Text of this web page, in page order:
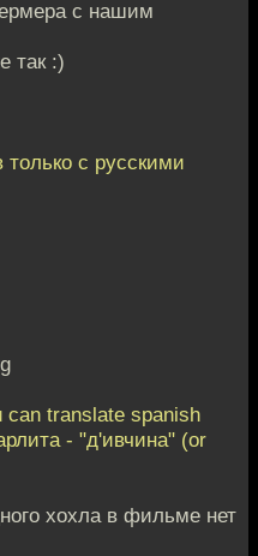
с нашим
так :)
с русскими
can translate spanish
- "д'ивчина" (or
хохла в фильме нет